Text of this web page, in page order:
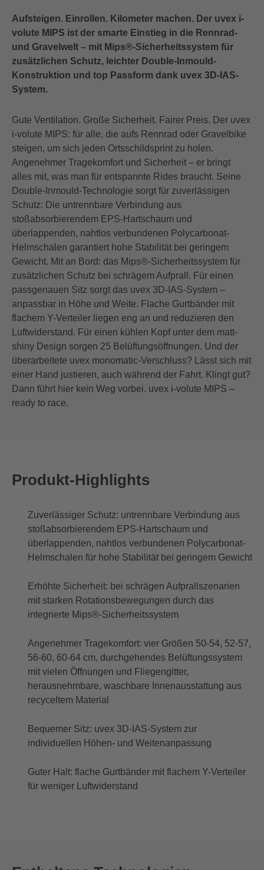
Aufsteigen. Einrollen. Kilometer machen. Der uvex i-
volute MIPS ist der smarte Einstieg in die Rennrad-
und Gravelwelt – mit Mips®-Sicherheitssystem für
zusätzlichen Schutz, leichter Double-Inmould-
Konstruktion und top Passform dank uvex 3D-IAS-
System.
Gute Ventilation. Große Sicherheit. Fairer Preis. Der uvex
i-volute MIPS: für alle, die aufs Rennrad oder Gravelbike
steigen, um sich jeden Ortsschildsprint zu holen.
Angenehmer Tragekomfort und Sicherheit – er bringt
alles mit, was man für entspannte Rides braucht. Seine
Double-Inmould-Technologie sorgt für zuverlässigen
Schutz: Die untrennbare Verbindung aus
stoßabsorbierendem EPS-Hartschaum und
überlappenden, nahtlos verbundenen Polycarbonat-
Helmschalen garantiert hohe Stabilität bei geringem
Gewicht. Mit an Bord: das Mips®-Sicherheitssystem für
zusätzlichen Schutz bei schrägem Aufprall. Für einen
passgenauen Sitz sorgt das uvex 3D-IAS-System –
anpassbar in Höhe und Weite. Flache Gurtbänder mit
flachem Y-Verteiler liegen eng an und reduzieren den
Luftwiderstand. Für einen kühlen Kopf unter dem matt-
shiny Design sorgen 25 Belüftungsöffnungen. Und der
überarbeitete uvex monomatic-Verschluss? Lässt sich mit
einer Hand justieren, auch während der Fahrt. Klingt gut?
Dann führt hier kein Weg vorbei. uvex i-volute MIPS –
ready to race.
Produkt-Highlights
Zuverlässiger Schutz: untrennbare Verbindung aus
stoßabsorbierendem EPS-Hartschaum und
überlappenden, nahtlos verbundenen Polycarbonat-
Helmschalen für hohe Stabilität bei geringem Gewicht
Erhöhte Sicherheit: bei schrägen Aufprallszenarien
mit starken Rotationsbewegungen durch das
integrierte Mips®-Sicherheitssystem
Angenehmer Tragekomfort: vier Größen 50-54, 52-57,
56-60, 60-64 cm, durchgehendes Belüftungssystem
mit vielen Öffnungen und Fliegengitter,
herausnehmbare, waschbare Innenausstattung aus
recyceltem Material
Bequemer Sitz: uvex 3D-IAS-System zur
individuellen Höhen- und Weitenanpassung
Guter Halt: flache Gurtbänder mit flachem Y-Verteiler
für weniger Luftwiderstand